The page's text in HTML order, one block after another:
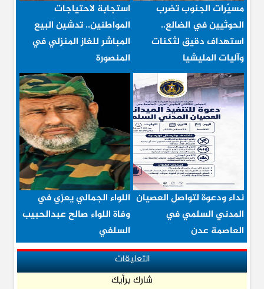
مسيّرات الجنوب تضرب
الحوثيين في الضالع..
استهداف دقيق لثكنات
وآليات المليشيا
استجابة لاحتياجات
المواطنين.. تدشين البيع
المباشر للغاز المنزلي في
المنصورة
نداء ودعوة لتواصل العصيان
المدني السلمي في
العاصمة عدن
اللواء الجمالي يعزي في
وفاة اللواء صالح عبدالحبيب
السلفي
التعليقات
شارك برأيك